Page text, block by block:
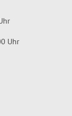
Uhr